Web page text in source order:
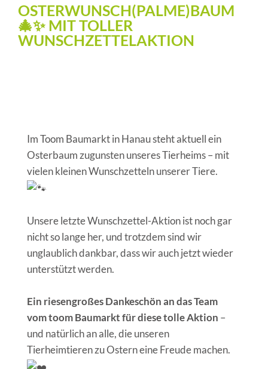
OSTERWUNSCH(PALME)BAUM
🎄✨ MIT TOLLER
WUNSCHZETTELAKTION
Im Toom Baumarkt in Hanau steht aktuell ein
Osterbaum zugunsten unseres Tierheims – mit
vielen kleinen Wunschzetteln unserer Tiere.
Unsere letzte Wunschzettel-Aktion ist noch gar
nicht so lange her, und trotzdem sind wir
unglaublich dankbar, dass wir auch jetzt wieder
unterstützt werden.
Ein riesengroßes Dankeschön an das Team
vom toom Baumarkt für diese tolle Aktion –
und natürlich an alle, die unseren
Tierheimtieren zu Ostern eine Freude machen.